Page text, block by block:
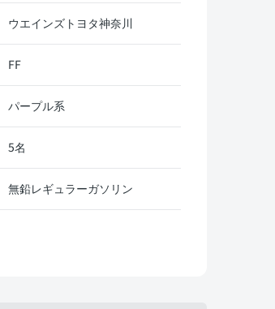
ウエインズトヨタ神奈川
FF
パープル系
5名
無鉛レギュラーガソリン